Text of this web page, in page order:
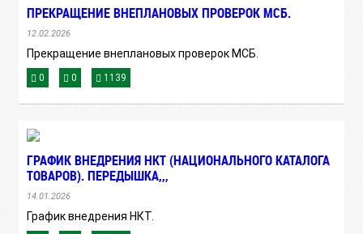
ПРЕКРАЩЕНИЕ ВНЕПЛАНОВЫХ ПРОВЕРОК МСБ.
12.02.2026
Прекращение внеплановых проверок МСБ.
0 0 1139
ГРАФИК ВНЕДРЕНИЯ НКТ (НАЦИОНАЛЬНОГО КАТАЛОГА
ТОВАРОВ). ПЕРЕДЫШКА,,,
14.01.2026
График внедрения НКТ.